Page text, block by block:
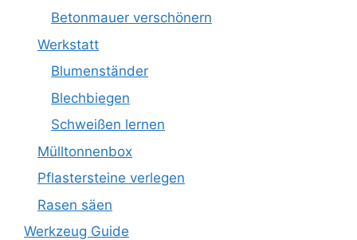
Betonmauer verschönern
Werkstatt
Blumenständer
Blechbiegen
Schweißen lernen
Mülltonnenbox
Pflastersteine verlegen
Rasen säen
Werkzeug Guide